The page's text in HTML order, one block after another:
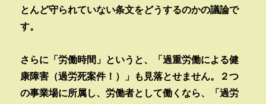
とんど守られていない条文をどうするのかの議論で
す。
さらに「労働時間」というと、「過重労働による健
康障害（過労死案件！）」も見落とせません。２つ
の事業場に所属し、労働者として働くなら、「過労